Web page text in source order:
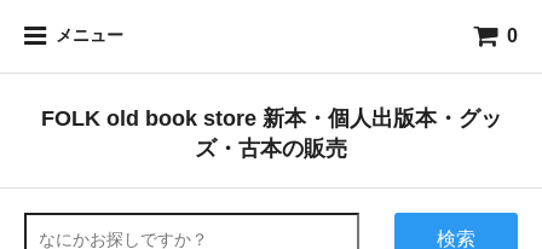
メニュー 0
FOLK old book store 新本・個人出版本・グッ
ズ・古本の販売
検索